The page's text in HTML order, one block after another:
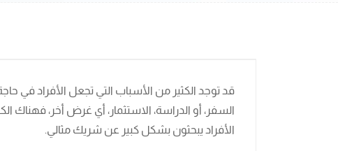
قد توجد الكثير من الأسباب التي تجعل الأفراد في
السفر، أو الدراسة، الاستثمار، أي غرض أخر، فهناك
الأفراد يبحثون بشكل كبير عن شريك مثالي.